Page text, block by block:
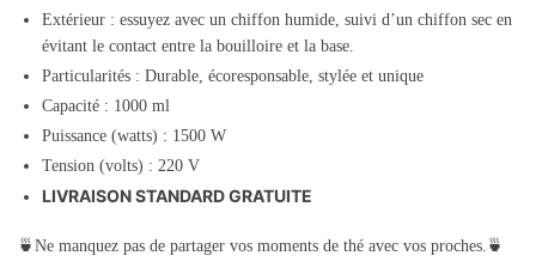
Extérieur : essuyez avec un chiffon humide, suivi d’un chiffon sec en
évitant le contact entre la bouilloire et la base.
Particularités : Durable, écoresponsable, stylée et unique
Capacité : 1000 ml
Puissance (watts) : 1500 W
Tension (volts) : 220 V
LIVRAISON STANDARD GRATUITE
🍵Ne manquez pas de partager vos moments de thé avec vos proches.🍵